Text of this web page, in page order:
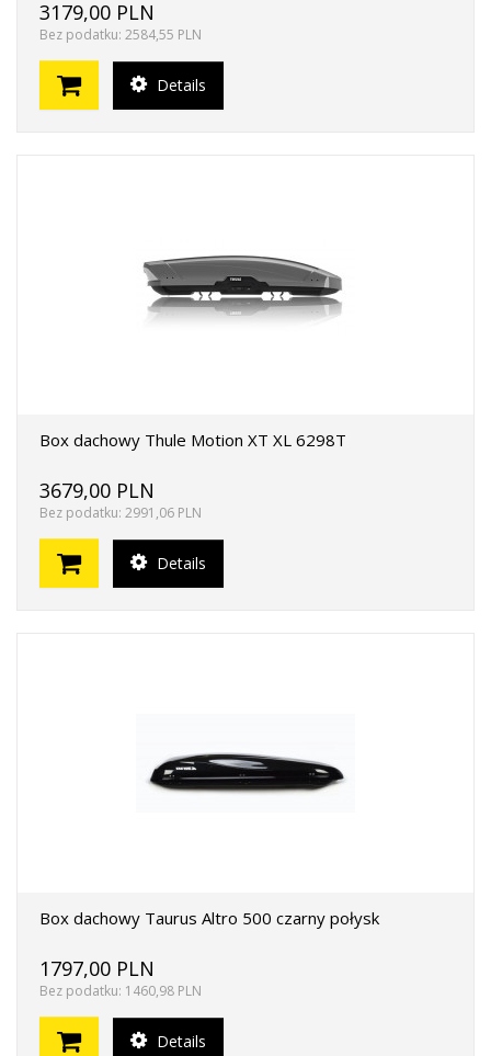
3179,00 PLN
Bez podatku: 2584,55 PLN
Details
Box dachowy Thule Motion XT XL 6298T
3679,00 PLN
Bez podatku: 2991,06 PLN
Details
Box dachowy Taurus Altro 500 czarny połysk
1797,00 PLN
Bez podatku: 1460,98 PLN
Details